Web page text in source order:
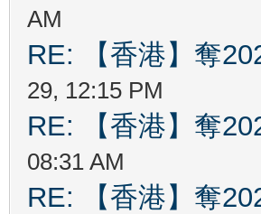
AM
RE: 【香港】奪
29, 12:15 PM
RE: 【香港】奪
08:31 AM
RE: 【香港】奪